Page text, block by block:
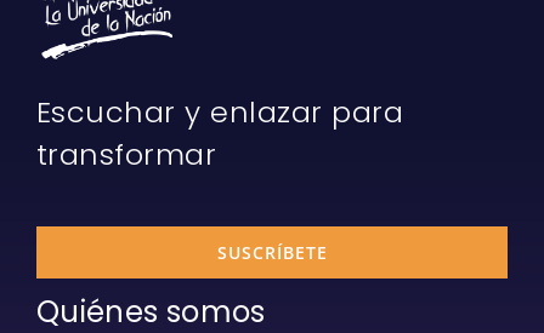
Escuchar y enlazar para
transformar
SUSCRÍBETE
Quiénes somos